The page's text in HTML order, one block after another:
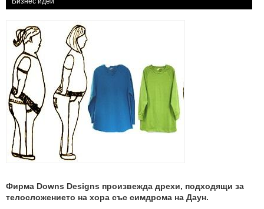
Фирма Downs Designs произвежда дрехи, подходящи за
телосложението на хора със симдрома на Даун.